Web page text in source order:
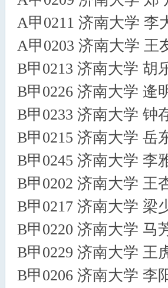
A甲0211 济南大学 李
A甲0203 济南大学 王
B甲0213 济南大学 胡
B甲0226 济南大学 逄
B甲0233 济南大学 钟
B甲0215 济南大学 岳
B甲0245 济南大学 李
B甲0202 济南大学 王
B甲0217 济南大学 梁
B甲0220 济南大学 马
B甲0229 济南大学 王
B甲0206 济南大学 李